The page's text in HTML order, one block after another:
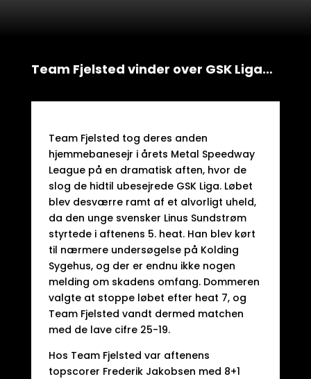
Team Fjelsted vinder over GSK Liga…
Team Fjelsted tog deres anden
hjemmebanesejr i årets Metal Speedway
League på en dramatisk aften, hvor de
slog de hidtil ubesejrede GSK Liga. Løbet
blev desværre ramt af et alvorligt uheld,
da den unge svensker Linus Sundstrøm
styrtede i aftenens 5. heat. Han blev kørt
til nærmere undersøgelse på Kolding
Sygehus, og der er endnu ikke nogen
melding om skadens omfang. Dommeren
valgte at stoppe løbet efter heat 7, og
Team Fjelsted vandt dermed matchen
med de lave cifre 25-19.
Hos Team Fjelsted var aftenens
topscorer Frederik Jakobsen med 8+1